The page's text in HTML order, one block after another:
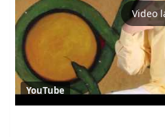
Video
YouTube